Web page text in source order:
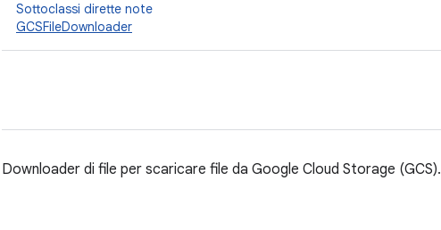
Sottoclassi dirette note
GCSFileDownloader
Downloader di file per scaricare file da Google Cloud Storage (GCS).